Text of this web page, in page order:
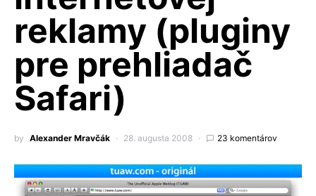
reklamy (pluginy
pre prehliadač
Safari)
by Alexander Mravčák 28. augusta 2008 23 komentárov